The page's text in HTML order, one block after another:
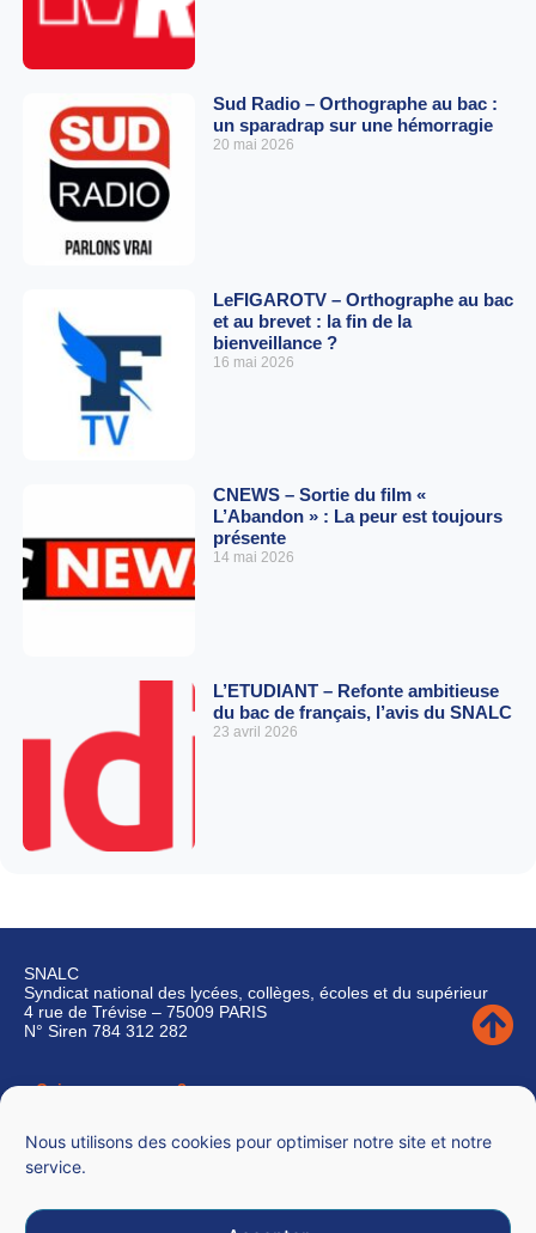
Nous utilisons des cookies pour optimiser notre site et notre
service.
Sud Radio – Orthographe au bac :
un sparadrap sur une hémorragie
20 mai 2026
LeFIGAROTV – Orthographe au bac
et au brevet : la fin de la
bienveillance ?
16 mai 2026
CNEWS – Sortie du film «
L’Abandon » : La peur est toujours
présente
14 mai 2026
L’ETUDIANT – Refonte ambitieuse
du bac de français, l’avis du SNALC
23 avril 2026
SNALC
Syndicat national des lycées, collèges, écoles et du supérieur
4 rue de Trévise – 75009 PARIS
N° Siren 784 312 282
Qui sommes-nous ?